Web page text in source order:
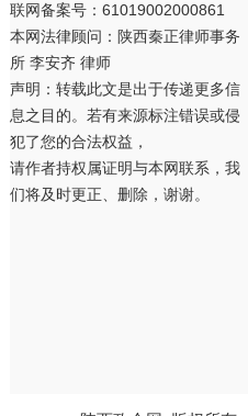
联网备案号：61019002000861
本网法律顾问：陕西秦正律师事务
所 李安齐 律师
声明：转载此文是出于传递更多信
息之目的。若有来源标注错误或侵
犯了您的合法权益，
请作者持权属证明与本网联系，我
们将及时更正、删除，谢谢。